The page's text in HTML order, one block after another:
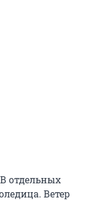
отдельных
Ветер